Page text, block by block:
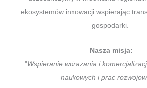
ekosystemów innowacji wspierając
gospodarki.
Nasza misja:
"Wspieranie wdrażania i
naukowych i prac